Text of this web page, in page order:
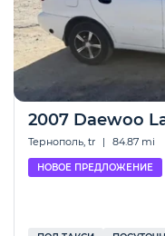
2007 Daewoo
Тернополь, tr | 84.87 mi
НОВОЕ ПРЕДЛОЖЕНИЕ